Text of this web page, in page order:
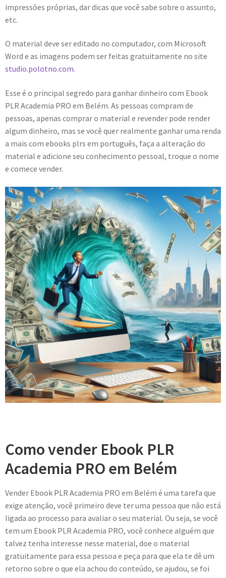
impressões próprias, dar dicas que você sabe sobre o assunto,
etc.
O material deve ser editado no computador, com Microsoft
Word e as imagens podem ser feitas gratuitamente no site
studio.polotno.com.
Esse é o principal segredo para ganhar dinheiro com Ebook
PLR Academia PRO em Belém. As pessoas compram de
pessoas, apenas comprar o material e revender pode render
algum dinheiro, mas se você quer realmente ganhar uma renda
a mais com ebooks plrs em português, faça a alteração do
material e adicione seu conhecimento pessoal, troque o nome
e comece vender.
Como vender Ebook PLR
Academia PRO em Belém
Vender Ebook PLR Academia PRO em Belém é uma tarefa que
exige atenção, você primeiro deve ter uma pessoa que não está
ligada ao processo para avaliar o seu material. Ou seja, se você
tem um Ebook PLR Academia PRO, você conhece alguém que
talvez tenha interesse nesse material, doe o material
gratuitamente para essa pessoa e peça para que ela te dê um
retorno sobre o que ela achou do conteúdo, se ajudou, se foi